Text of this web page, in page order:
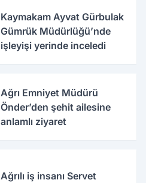
Kaymakam Ayvat Gürbulak
Gümrük Müdürlüğü’nde
işleyişi yerinde inceledi
Ağrı Emniyet Müdürü
Önder’den şehit ailesine
anlamlı ziyaret
Ağrılı iş insanı Servet